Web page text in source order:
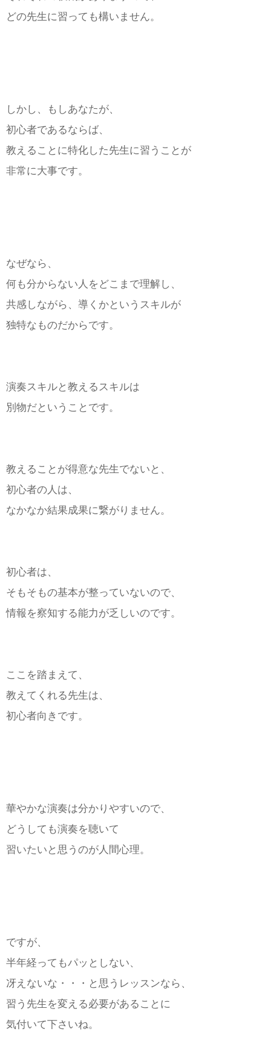
どの先生に習っても構いません。
しかし、もしあなたが、
初心者であるならば、
教えることに特化した先生に習うことが
非常に大事です。
なぜなら、
何も分からない人をどこまで理解し、
共感しながら、導くかというスキルが
独特なものだからです。
演奏スキルと教えるスキルは
別物だということです。
教えることが得意な先生でないと、
初心者の人は、
なかなか結果成果に繋がりません。
初心者は、
そもそもの基本が整っていないので、
情報を察知する能力が乏しいのです。
ここを踏まえて、
教えてくれる先生は、
初心者向きです。
華やかな演奏は分かりやすいので、
どうしても演奏を聴いて
習いたいと思うのが人間心理。
ですが、
半年経ってもパッとしない、
冴えないな・・・と思うレッスンなら、
習う先生を変える必要があることに
気付いて下さいね。